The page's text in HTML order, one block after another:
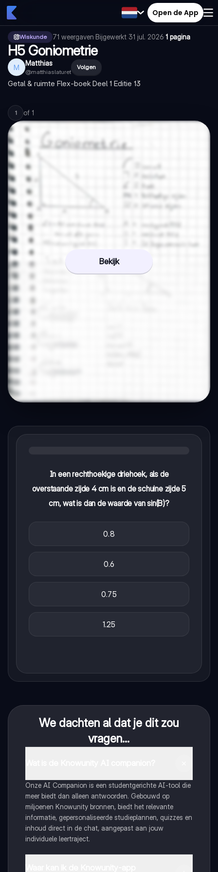
Open de App
Wiskunde 71 weergaven·Bijgewerkt 31 jul. 2026·1 pagina
H5 Goniometrie
M Matthias
@matthiaslaturet
Volgen
Getal & ruimte Flex-boek Deel 1 Editie 13
1 of 1
Bekijk
In een rechthoekige driehoek, als de
overstaande zijde 4 cm is en de schuine zijde 5
cm, wat is dan de waarde van sin(B)?
0.8
0.6
0.75
1.25
We dachten al dat je dit zou
vragen...
Onze AI Companion is een studentgerichte AI-tool die
meer biedt dan alleen antwoorden. Gebouwd op
miljoenen Knowunity bronnen, biedt het relevante
informatie, gepersonaliseerde studieplannen, quizzes en
inhoud direct in de chat, aangepast aan jouw
individuele leertraject.